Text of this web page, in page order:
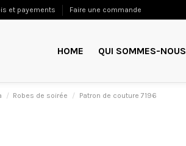
et payements Faire une commande
HOME QUI SOMMES-NOUS
Robes de soirée Patron de couture 7196